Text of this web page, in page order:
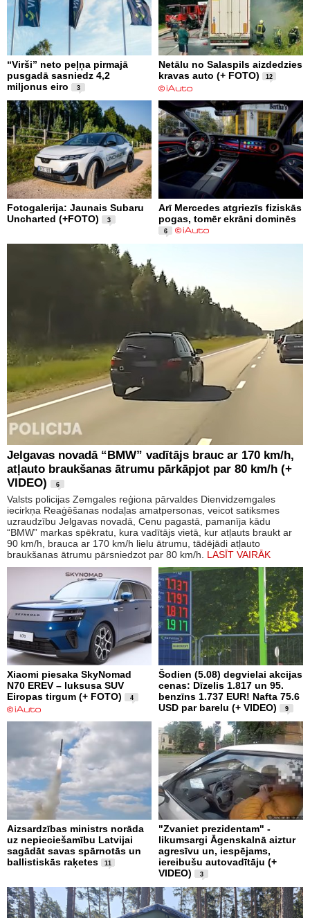
“Virši” neto peļņa pirmajā
pusgadā sasniedz 4,2
miljonus eiro
3
Netālu no Salaspils aizdedzies
kravas auto (+ FOTO)
12
Fotogalerija: Jaunais Subaru
Uncharted (+FOTO)
3
Arī Mercedes atgriezīs fiziskās
pogas, tomēr ekrāni dominēs
6
Jelgavas novadā “BMW” vadītājs brauc ar 170 km/h,
atļauto braukšanas ātrumu pārkāpjot par 80 km/h (+
VIDEO)
6
Valsts policijas Zemgales reģiona pārvaldes Dienvidzemgales
iecirkņa Reaģēšanas nodaļas amatpersonas, veicot satiksmes
uzraudzību Jelgavas novadā, Cenu pagastā, pamanīja kādu
“BMW” markas spēkratu, kura vadītājs vietā, kur atļauts braukt ar
90 km/h, brauca ar 170 km/h lielu ātrumu, tādējādi atļauto
braukšanas ātrumu pārsniedzot par 80 km/h. LASĪT VAIRĀK
Xiaomi piesaka SkyNomad
N70 EREV – luksusa SUV
Eiropas tirgum (+ FOTO)
4
Šodien (5.08) degvielai akcijas
cenas: Dīzelis 1.817 un 95.
benzīns 1.737 EUR! Nafta 75.6
USD par barelu (+ VIDEO)
9
Aizsardzības ministrs norāda
uz nepieciešamību Latvijai
sagādāt savas spārnotās un
ballistiskās raķetes
11
"Zvaniet prezidentam" -
likumsargi Āgenskalnā aiztur
agresīvu un, iespējams,
iereibušu autovadītāju (+
VIDEO)
3